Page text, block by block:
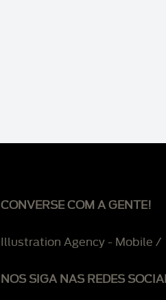
CONVERSE COM A GENTE!
Illustration Agency - Mobile /
NOS SIGA NAS REDES